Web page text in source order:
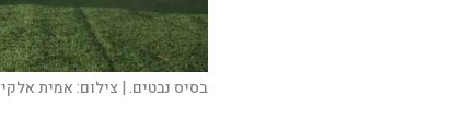
בסיס נבטים. | צילום:אמית